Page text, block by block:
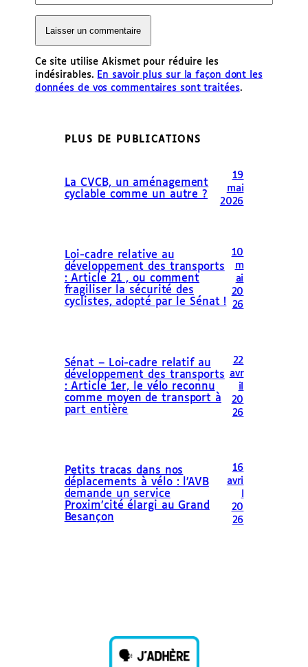
Ce site utilise Akismet pour réduire les
indésirables. En savoir plus sur la façon dont les
données de vos commentaires sont traitées.
PLUS DE PUBLICATIONS
La CVCB, un aménagement
cyclable comme un autre ?
19
mai
2026
Loi-cadre relative au
développement des transports
: Article 21 , ou comment
fragiliser la sécurité des
cyclistes, adopté par le Sénat !
10
m
ai
20
26
Sénat – Loi-cadre relatif au
développement des transports
: Article 1er, le vélo reconnu
comme moyen de transport à
part entière
22
avr
il
20
26
Petits tracas dans nos
déplacements à vélo : l’AVB
demande un service
Proxim’cité élargi au Grand
Besançon
16
avri
20
26